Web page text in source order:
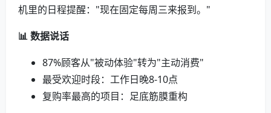
机里的日程提醒："现在固定每周三来报到。"
📊 数据说话
87%顾客从"被动体验"转为"主动消费"
最受欢迎时段：工作日晚8-10点
复购率最高的项目：足底筋膜重构